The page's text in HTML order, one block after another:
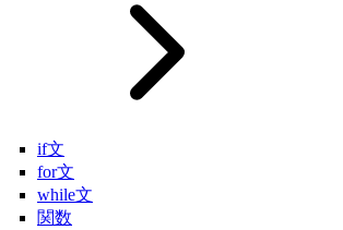
if文
for文
while文
関数